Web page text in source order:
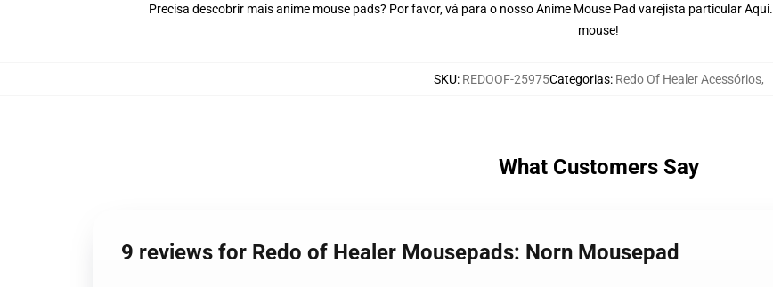
Precisa descobrir mais anime mouse pads? Por favor, vá para o nosso Anime Mouse Pad varejista particularAqui.
mouse!
SKU: REDOOF-25975Categorias: Redo Of Healer Acessórios,
What Customers Say
9 reviews for Redo of Healer Mousepads: Norn Mousepad